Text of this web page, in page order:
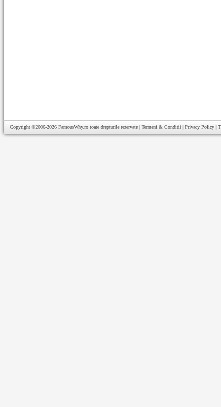
Copyright ©2006-2026 FamousWhy.ro toate drepturile rezervate | Termeni & Conditii | Privacy Policy |